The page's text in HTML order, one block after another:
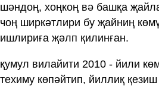
шәндоң, хоңкоң вә башқа
чоң ширкәтлири бу җайниң
ишлириға җәлп қилинған.
қумул вилайити 2010 - йили
техиму көпәйтип, йиллиқ